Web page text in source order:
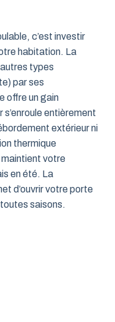
c’est investir
habitation. La
types
par ses
offre un gain
s’enroule entièrement
extérieur ni
thermique
votre
en été. La
d’ouvrir votre porte
saisons.